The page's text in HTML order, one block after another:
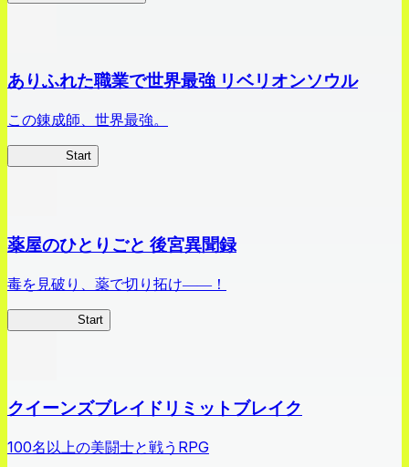
ありふれた職業で世界最強 リベリオンソウル
この錬成師、世界最強。
Start
薬屋のひとりごと 後宮異聞録
毒を見破り、薬で切り拓け――！
Start
クイーンズブレイドリミットブレイク
100名以上の美闘士と戦うRPG